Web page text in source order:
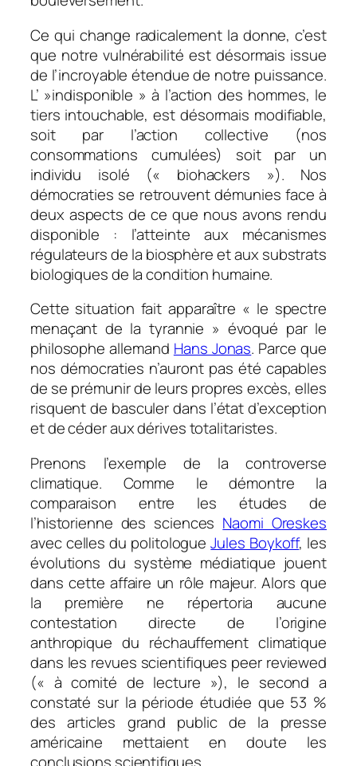
Ce qui change radicalement la donne, c’est
que notre vulnérabilité est désormais issue
de l’incroyable étendue de notre puissance.
L’ »indisponible » à l’action des hommes, le
tiers intouchable, est désormais modifiable,
soit par l’action collective (nos
consommations cumulées) soit par un
individu isolé (« biohackers »). Nos
démocraties se retrouvent démunies face à
deux aspects de ce que nous avons rendu
disponible : l’atteinte aux mécanismes
régulateurs de la biosphère et aux substrats
biologiques de la condition humaine.
Cette situation fait apparaître « le spectre
menaçant de la tyrannie » évoqué par le
philosophe allemand Hans Jonas. Parce que
nos démocraties n’auront pas été capables
de se prémunir de leurs propres excès, elles
risquent de basculer dans l’état d’exception
et de céder aux dérives totalitaristes.
Prenons l’exemple de la controverse
climatique. Comme le démontre la
comparaison entre les études de
l’historienne des sciences Naomi Oreskes
avec celles du politologueJules Boykoff, les
évolutions du système médiatique jouent
dans cette affaire un rôle majeur. Alors que
la première ne répertoria aucune
contestation directe de l’origine
anthropique du réchauffement climatique
dans les revues scientifiques peer reviewed
(« à comité de lecture »), le second a
constaté sur la période étudiée que 53 %
des articles grand public de la presse
américaine mettaient en doute les